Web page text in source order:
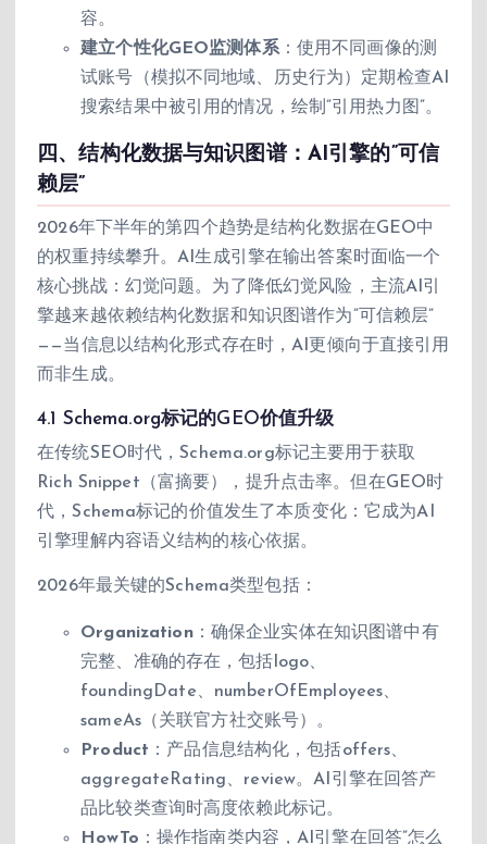
容。
建立个性化GEO监测体系：使用不同画像的测
试账号（模拟不同地域、历史行为）定期检查AI
搜索结果中被引用的情况，绘制”引用热力图”。
四、结构化数据与知识图谱：AI引擎的”可信
赖层”
2026年下半年的第四个趋势是结构化数据在GEO中
的权重持续攀升。AI生成引擎在输出答案时面临一个
核心挑战：幻觉问题。为了降低幻觉风险，主流AI引
擎越来越依赖结构化数据和知识图谱作为”可信赖层”
——当信息以结构化形式存在时，AI更倾向于直接引用
而非生成。
4.1 Schema.org标记的GEO价值升级
在传统SEO时代，Schema.org标记主要用于获取
Rich Snippet（富摘要），提升点击率。但在GEO时
代，Schema标记的价值发生了本质变化：它成为AI
引擎理解内容语义结构的核心依据。
2026年最关键的Schema类型包括：
Organization：确保企业实体在知识图谱中有
完整、准确的存在，包括logo、
foundingDate、numberOfEmployees、
sameAs（关联官方社交账号）。
Product ：产品信息结构化，包括offers、
aggregateRating、review。AI引擎在回答产
品比较类查询时高度依赖此标记。
HowTo ：操作指南类内容，AI引擎在回答”怎么